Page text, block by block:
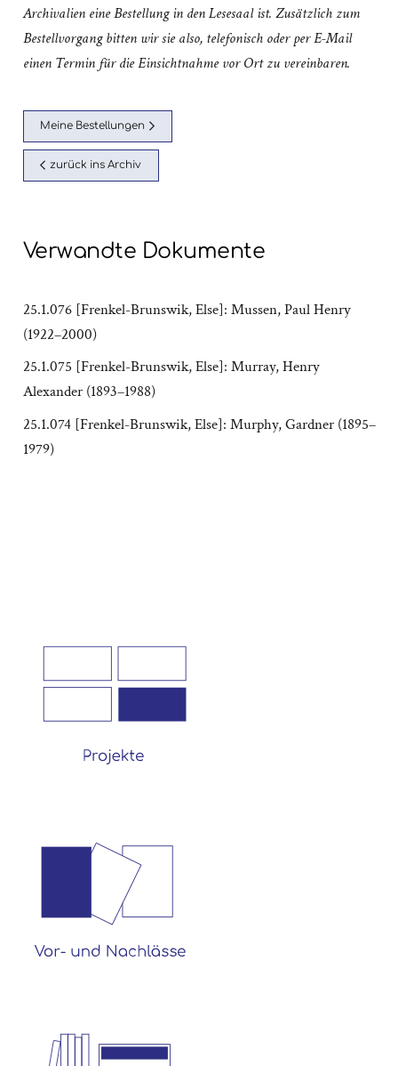
Archivalien eine Bestellung in den Lesesaal ist. Zusätzlich zum
Bestellvorgang bitten wir sie also, telefonisch oder per E-Mail
einen Termin für die Einsichtnahme vor Ort zu vereinbaren.
Meine Bestellungen
zurück ins Archiv
Verwandte Dokumente
25.1.076 [Frenkel-Brunswik, Else]: Mussen, Paul Henry
(1922–2000)
25.1.075 [Frenkel-Brunswik, Else]: Murray, Henry
Alexander (1893–1988)
25.1.074 [Frenkel-Brunswik, Else]: Murphy, Gardner (1895–
1979)